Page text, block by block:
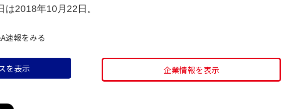
2018年10月22日。
速報をみる
を表示 企業情報を表示